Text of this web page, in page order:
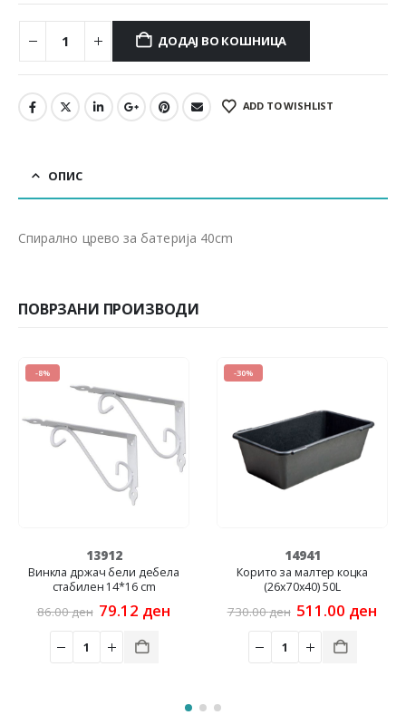
ДОДАЈ ВО КОШНИЦА
ADD TO WISHLIST
ОПИС
Спирално црево за батерија 40cm
ПОВРЗАНИ ПРОИЗВОДИ
13912
држач бели дебела
стабилен 14*16 cm
86.00ден Original
price
was:
86.00 ден.
79.12ден Current
price
is:
79.12 ден.
14941
Корито за малтер коцка
(26x70x40) 50L
730.00ден Original
price
was:
730.00 ден.
511.00ден Current
price
is:
511.00